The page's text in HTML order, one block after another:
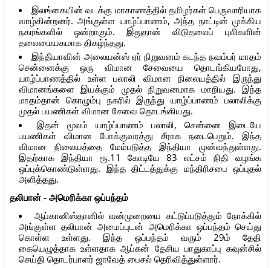
இலங்கையின் வடக்கு மாகாணத்தில் தமிழர்கள் பெருவாரியாக
வாழ்கின்றனர். அங்குள்ள யாழ்ப்பாணம், அந்த நாட்டின் முக்கிய
நகரங்களில் ஒன்றாகும். இதுதான் விடுதலைப் புலிகளின்
தலைமையகமாக திகழ்ந்தது.
இந்தியாவின் அலையன்ஸ் ஏர் நிறுவனம் கடந்த நவம்பர் மாதம்
சென்னைக்கு ஒரு விமான சேவையை தொடங்கியபோது,
யாழ்ப்பாணத்தில் உள்ள பலாலி விமான நிலையத்தில் இருந்து
விமானங்களை இயக்கும் முதல் நிறுவனமாக மாறியது. இந்த
மாதம்தான் கொழும்பு நகரில் இருந்து யாழ்ப்பாணம் பலாலிக்கு
முதல் பயணிகள் விமான சேவை தொடங்கியது.
இதன் மூலம் யாழ்ப்பாணம் பலாலி, சென்னை இடையே
பயணிகள் விமான போக்குவரத்து சீராக நடைபெறும். இந்த
விமான நிலையத்தை மேம்படுத்த இந்தியா முன்வந்துள்ளது.
இதற்காக இந்தியா ரூ.11 கோடியே 83 லட்சம் நிதி வழங்க
ஒப்புக்கொண்டுள்ளது. இந்த திட்டத்துக்கு மந்திரிசபை ஒப்புதல்
அளித்தது.
தலிபான் - அமெரிக்கா ஒப்பந்தம்
ஆப்கானிஸ்தானில் வன்முறையை கட்டுப்படுத்தும் நோக்கில்
அங்குள்ள தலிபான் அமைப்புடன் அமெரிக்கா ஒப்பந்தம் செய்து
கொள்ள உள்ளது. இந்த ஒப்பந்தம் வரும் 29ம் தேதி
கையெழுத்தாக உள்ளதாக ஆப்கன் தேசிய பாதுகாப்பு கவுன்சில்
செய்தி தொடர்பாளர் ஜாவேத் பைசல் தெரிவித்துள்ளார்.